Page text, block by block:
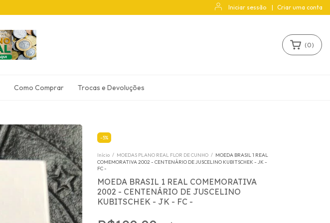
Iniciar sessão | Criar uma conta
(0)
Como Comprar Trocas e Devoluções
-5%
Início / MOEDAS PLANO REAL FLOR DE CUNHO / MOEDA BRASIL 1 REAL
COMEMORATIVA 2002 - CENTENÁRIO DE JUSCELINO KUBITSCHEK - JK -
FC -
MOEDA BRASIL 1 REAL COMEMORATIVA
2002 - CENTENÁRIO DE JUSCELINO
KUBITSCHEK - JK - FC -